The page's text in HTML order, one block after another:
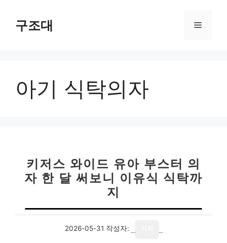
구조대 메
아기 식탁의자
키저스 와이드 유아 부스터 의
자 한 달 써보니 이유식 식탁까
지
2026-05-31 작성자: